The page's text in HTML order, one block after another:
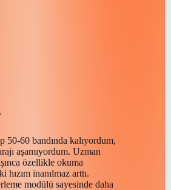
50-60 bandında kalıyordum,
aşamıyordum. Uzman
özellikle okuma
hızım inanılmaz arttı.
modülü sayesinde daha